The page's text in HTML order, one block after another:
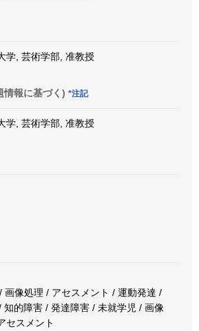
学, 芸術学部, 准教授
情報に基づく) *注記
学, 芸術学部, 准教授
画像処理 / アセスメント / 運動発達 /
的障害 / 発達障害 / 未就学児 / 画像
セスメント